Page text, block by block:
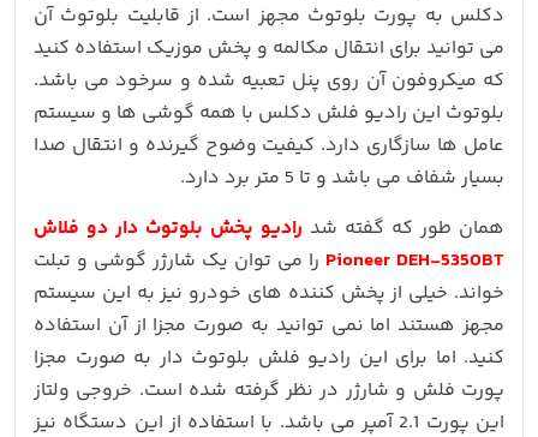
دکلس به پورت بلوتوث مجهز است. از قابلیت بلوتوث آن
می توانید برای انتقال مکالمه و پخش موزیک استفاده کنید
که میکروفون آن روی پنل تعبیه شده و سرخود می باشد.
بلوتوث این رادیو فلش دکلس با همه گوشی ها و سیستم
عامل ها سازگاری دارد. کیفیت وضوح گیرنده و انتقال صدا
بسیار شفاف می باشد و تا 5 متر برد دارد.
همان طور که گفته شد رادیو پخش بلوتوث دار دو فلاش
Pioneer DEH-5350BT را می توان یک شارژر گوشی و تبلت
خواند. خیلی از پخش کننده های خودرو نیز به این سیستم
مجهز هستند اما نمی توانید به صورت مجزا از آن استفاده
کنید. اما برای این رادیو فلش بلوتوث دار به صورت مجزا
پورت فلش و شارژر در نظر گرفته شده است. خروجی ولتاز
این پورت 2.1 آمپر می باشد. با استفاده از این دستگاه نیز